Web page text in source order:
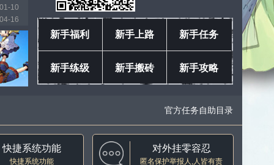
10
16
11
18
04
16
16
新手福利 新手上路 新手任务
新手练级 新手搬砖 新手攻略
官方任务自助目录
快捷系统功能
快捷系统功能
对外挂零容忍
匿名保护举报人,人皆有责